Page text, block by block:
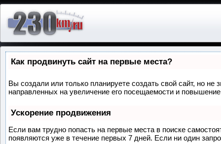
Как продвинуть сайт на первые места?
Вы создали или только планируете создать свой сайт, но
направленных на увеличение его посещаемости и
Ускорение продвижения
Если вам трудно попасть на первые места в поиске
появляются уже в течение первых 7 дней. Если ни один